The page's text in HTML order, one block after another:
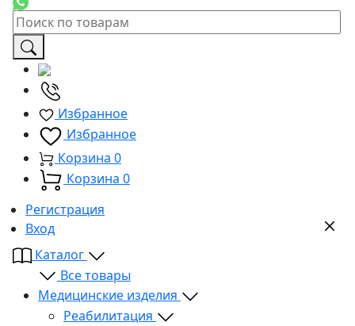
Избранное
Избранное
Корзина 0
Корзина 0
Регистрация
Вход
Каталог
Все товары
Медицинские изделия
Реабилитация